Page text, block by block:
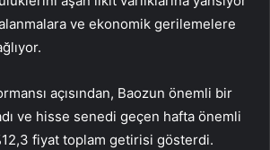
ve ekonomik gerilemelere
açısından, Baozun önemli bir
ve hisse senedi geçen hafta önemli
fiyat toplam getirisi gösterdi.